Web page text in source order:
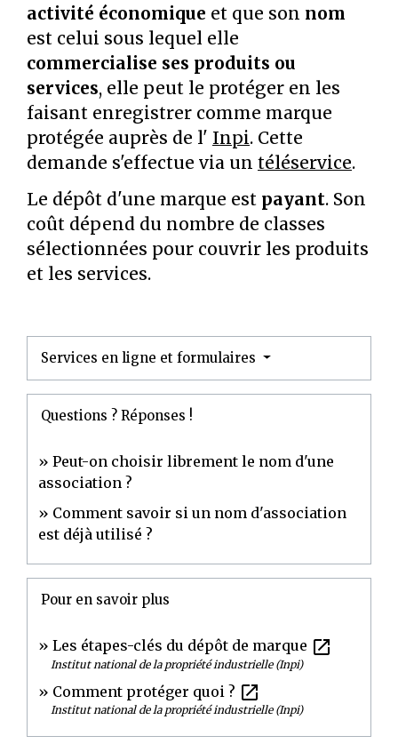
activité économique et que son nom
est celui sous lequel elle
commercialise ses produits ou
services, elle peut le protéger en les
faisant enregistrer comme marque
protégée auprès de l' Inpi. Cette
demande s'effectue via un téléservice.
Le dépôt d'une marque est payant. Son
coût dépend du nombre de classes
sélectionnées pour couvrir les produits
et les services.
Services en ligne et formulaires
Questions ? Réponses !
Peut-on choisir librement le nom d'une
association ?
Comment savoir si un nom d'association
est déjà utilisé ?
Pour en savoir plus
Les étapes-clés du dépôt de marque open_in_new
Institut national de la propriété industrielle (Inpi)
Comment protéger quoi ? open_in_new
Institut national de la propriété industrielle (Inpi)